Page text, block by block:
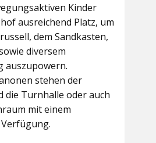
Kinder
ausreichend Platz, um
dem Sandkasten,
diversem
auszupowern.
stehen der
die Turnhalle oder auch
mit einem